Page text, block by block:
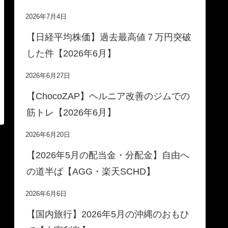
2026年7月4日
【日経平均株価】過去最高値７万円突破
した件【2026年6月】
2026年6月27日
【ChocoZAP】ヘルニア改善のジムでの
筋トレ【2026年6月】
2026年6月20日
【2026年5月の配当金・分配金】自由へ
の道半ば【AGG・楽天SCHD】
2026年6月6日
【国内旅行】2026年5月の沖縄のおもひ